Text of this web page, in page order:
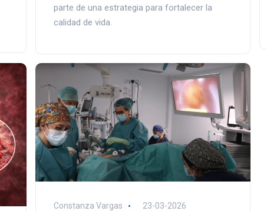
parte de una estrategia para fortalecer la
calidad de vida.
Constanza Vargas 23-03-2026